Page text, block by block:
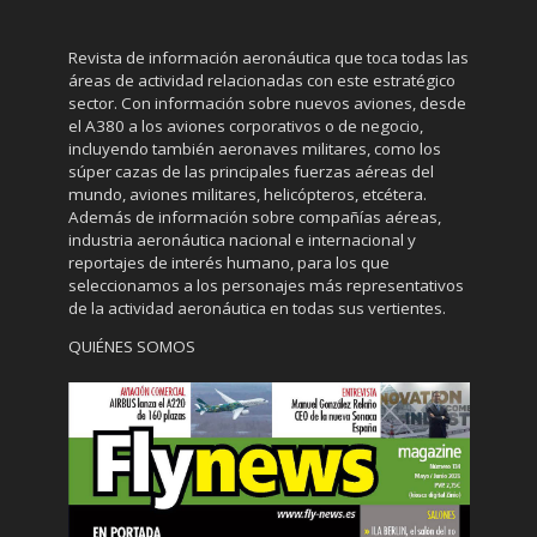
Revista de información aeronáutica que toca todas las
áreas de actividad relacionadas con este estratégico
sector. Con información sobre nuevos aviones, desde
el A380 a los aviones corporativos o de negocio,
incluyendo también aeronaves militares, como los
súper cazas de las principales fuerzas aéreas del
mundo, aviones militares, helicópteros, etcétera.
Además de información sobre compañías aéreas,
industria aeronáutica nacional e internacional y
reportajes de interés humano, para los que
seleccionamos a los personajes más representativos
de la actividad aeronáutica en todas sus vertientes.
QUIÉNES SOMOS